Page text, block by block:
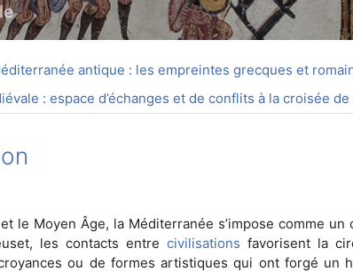
antique : les empreintes grecques et
: espace d’échanges et de conflits à la croisée
et le Moyen Âge, la Méditerranée s’impose comme
les contacts entre civilisations favorisent la
ou de formes artistiques qui ont forgé un